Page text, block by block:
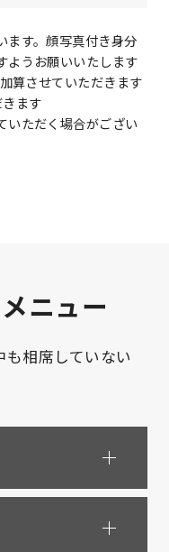
す。顔写真付き身分
ようお願いいたします
算させていただきます
ます
ただく場合がござい
ニュー
相席していない